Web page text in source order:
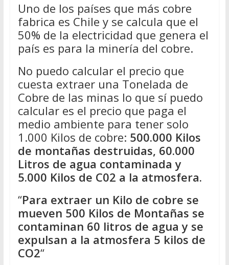
Uno de los países que más cobre
fabrica es Chile y se calcula que el
50% de la electricidad que genera el
país es para la minería del cobre.
No puedo calcular el precio que
cuesta extraer una Tonelada de
Cobre de las minas lo que sí puedo
calcular es el precio que paga el
medio ambiente para tener solo
1.000 Kilos de cobre: 500.000 Kilos
de montañas destruidas, 60.000
Litros de agua contaminada y
5.000 Kilos de C02 a la atmosfera.
“Para extraer un Kilo de cobre se
mueven 500 Kilos de Montañas se
contaminan 60 litros de agua y se
expulsan a la atmosfera 5 kilos de
CO2“